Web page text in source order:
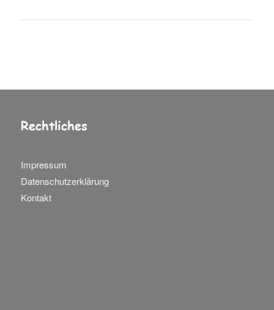
Rechtliches
Impressum
Datenschutzerklärung
Kontakt